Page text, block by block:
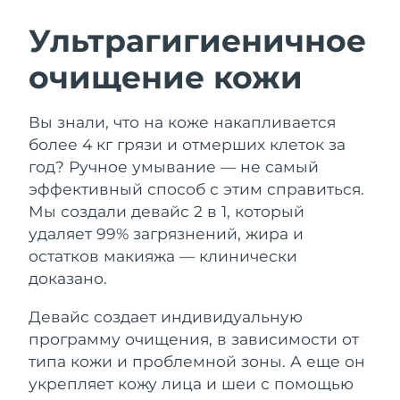
Ультрагигиеничное
очищение кожи
Вы знали, что на коже накапливается
более 4 кг грязи и отмерших клеток за
год? Ручное умывание — не самый
эффективный способ с этим справиться.
Мы создали девайс 2 в 1, который
удаляет 99% загрязнений, жира и
остатков макияжа — клинически
доказано.
Девайс создает индивидуальную
программу очищения, в зависимости от
типа кожи и проблемной зоны. А еще он
укрепляет кожу лица и шеи с помощью
LUNA™ 4 набор
Anti-aging massage
LUNA™ 4 Plus
Massage, LED heating
LUNA™ 4 Men
For men, anti-aging massage
BEAR™ 2 набор
Microcurrent toning
BEAR™ 2 go
Microcurrent toning on-the-go
BEAR™ 2 eyes & lips
Microcurrent line smoothing device
Увлажнение
UFO™ 3 набор
UFO™ 3 LED
Near-infrared and red light therapy
device
Забота о полости рта
issa™ 4
issa™ 4 plus
Smart hybrid silicone sonic toothbrush
FAQ™ АНТИВОЗРАСТНОЙ УХОД
Омоложение LED-процедуры
Австралия
Ожидаемая дата доставки
Австрия
Ожидаемая дата доставки
9/8/26
Бахрейн
10/8/26
Бельгия
Ожидаемая дата доставки
Босния и
Герцеговина
Ожидаемая дата доставки
12/8/26